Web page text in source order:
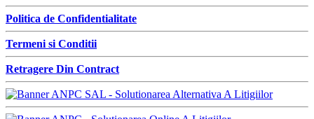
Politica de Confidentialitate
Termeni si Conditii
Retragere Din Contract